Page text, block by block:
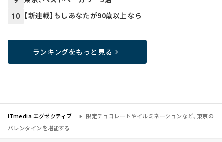
10 【新連載】もしあなたが90歳以上なら
ランキングをもっと見る
ITmedia エグゼクティブ
限定チョコレートやイルミネーションなど、東京の
バレンタインを堪能する